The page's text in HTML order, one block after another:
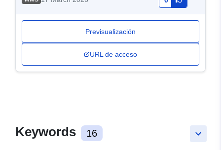
Previsualización
URL de acceso
keyboard_arrow_down
Keywords 16